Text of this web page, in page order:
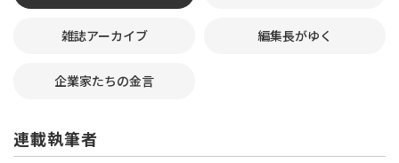
雑誌アーカイブ 編集長がゆく
企業家たちの金言
連載執筆者